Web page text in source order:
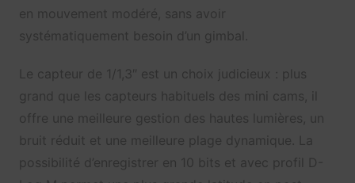
en mouvement modéré, sans avoir
systématiquement besoin d’un gimbal.
Le capteur de 1/1,3″ est un choix judicieux : plus
grand que les capteurs habituels des mini cams, il
offre une meilleure gestion des hautes lumières, un
bruit réduit et une meilleure plage dynamique. La
possibilité d’enregistrer en 10 bits et avec profil D-